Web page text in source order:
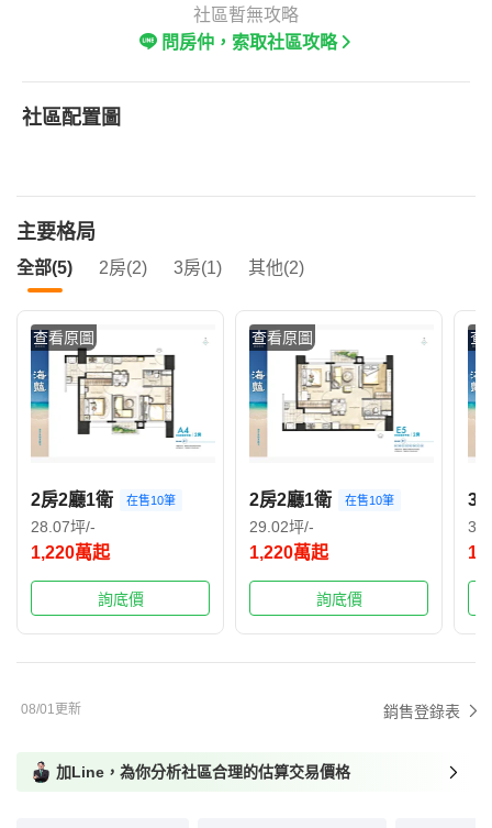
社區暫無攻略
問房仲，索取社區攻略
社區配置圖
主要格局
全部(5) 2房(2) 3房(1) 其他(2)
查看原圖
2房2廳1衛 在售10筆
28.07坪/-
1,220萬起
詢底價
查看原圖
2房2廳1衛 在售10筆
29.02坪/-
1,220萬起
詢底價
查
3
08/01更新 銷售登錄表
加Line，為你分析社區合理的估算交易價格